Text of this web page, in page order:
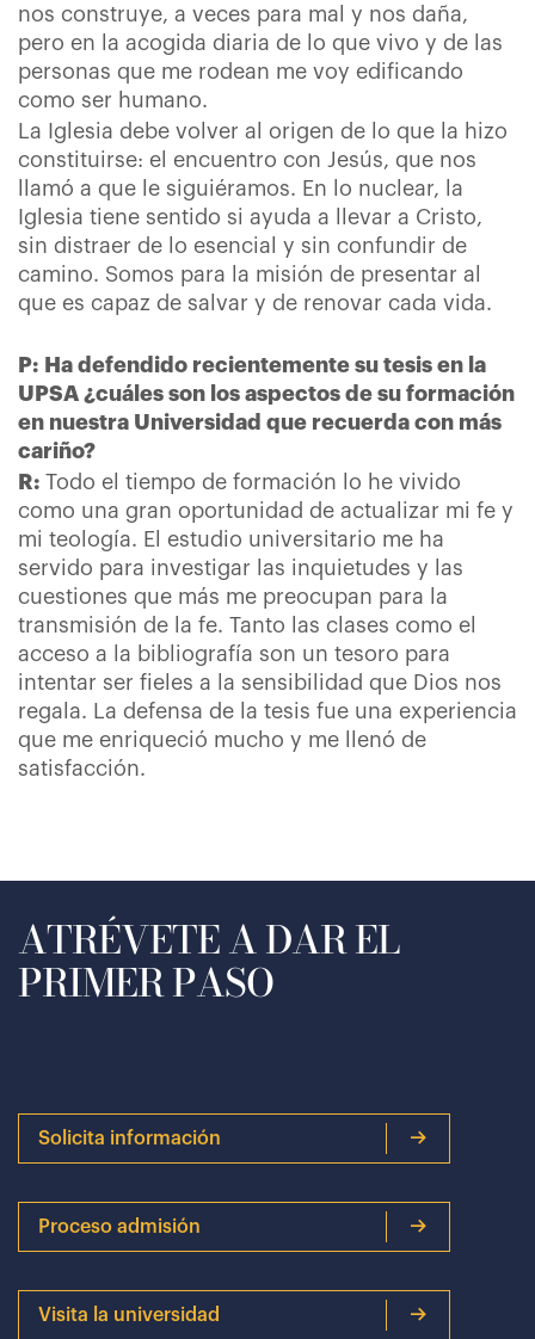
nos construye, a veces para mal y nos daña,
pero en la acogida diaria de lo que vivo y de las
personas que me rodean me voy edificando
como ser humano.
La Iglesia debe volver al origen de lo que la hizo
constituirse: el encuentro con Jesús, que nos
llamó a que le siguiéramos. En lo nuclear, la
Iglesia tiene sentido si ayuda a llevar a Cristo,
sin distraer de lo esencial y sin confundir de
camino. Somos para la misión de presentar al
que es capaz de salvar y de renovar cada vida.
P: Ha defendido recientemente su tesis en la
UPSA ¿cuáles son los aspectos de su formación
en nuestra Universidad que recuerda con más
cariño?
R: Todo el tiempo de formación lo he vivido
como una gran oportunidad de actualizar mi fe y
mi teología. El estudio universitario me ha
servido para investigar las inquietudes y las
cuestiones que más me preocupan para la
transmisión de la fe. Tanto las clases como el
acceso a la bibliografía son un tesoro para
intentar ser fieles a la sensibilidad que Dios nos
regala. La defensa de la tesis fue una experiencia
que me enriqueció mucho y me llenó de
satisfacción.
ATRÉVETE A DAR EL
PRIMER PASO
Solicita información
Proceso admisión
Visita la universidad